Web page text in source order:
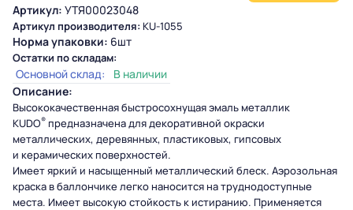
Артикул: УТЯ00023048
Артикул производителя: KU-1055
Норма упаковки: 6шт
Остатки по складам:
Основной склад:
В наличии
Описание:
Высококачественная быстросохнущаяэмаль металлик
KUDO® предназначена для декоративной окраски
металлических, деревянных, пластиковых, гипсовых
и керамических поверхностей.
Имеет яркий и насыщенный металлический блеск. Аэрозольная
краска в баллончике легко наносится на труднодоступные
места. Имеет высокую стойкость к истиранию. Применяется